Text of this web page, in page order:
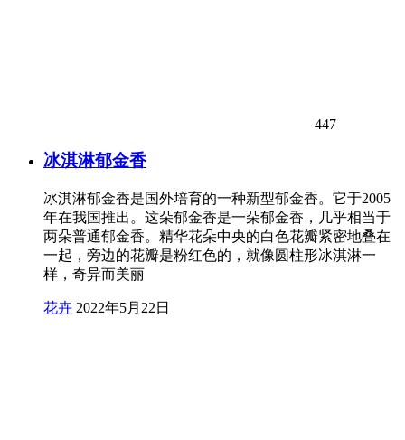
447
冰淇淋郁金香
冰淇淋郁金香是国外培育的一种新型郁金香。它于2005
年在我国推出。这朵郁金香是一朵郁金香，几乎相当于
两朵普通郁金香。精华花朵中央的白色花瓣紧密地叠在
一起，旁边的花瓣是粉红色的，就像圆柱形冰淇淋一
样，奇异而美丽
花卉 2022年5月22日